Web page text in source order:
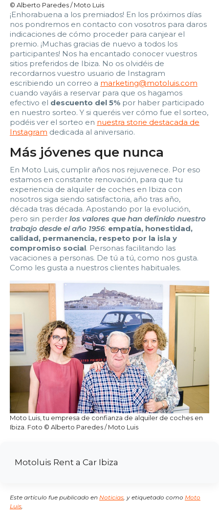
© Alberto Paredes / Moto Luis
¡Enhorabuena a los premiados! En los próximos días
nos pondremos en contacto con vosotros para daros
indicaciones de cómo proceder para canjear el
premio. ¡Muchas gracias de nuevo a todos los
participantes! Nos ha encantado conocer vuestros
sitios preferidos de Ibiza. No os olvidéis de
recordarnos vuestro usuario de Instagram
escribiendo un correo a marketing@motoluis.com
cuando vayáis a reservar para que os hagamos
efectivo el descuento del 5% por haber participado
en nuestro sorteo. Y si queréis ver cómo fue el sorteo,
podéis ver el sorteo en nuestra storie destacada de
Instagram dedicada al aniversario.
Más jóvenes que nunca
En Moto Luis, cumplir años nos rejuvenece. Por eso
estamos en constante renovación, para que tu
experiencia de alquiler de coches en Ibiza con
nosotros siga siendo satisfactoria, año tras año,
década tras década. Apostando por la evolución,
pero sin perder los valores que han definido nuestro
trabajo desde el año 1956: empatía, honestidad,
calidad, permanencia, respeto por la isla y
compromiso social. Personas facilitando las
vacaciones a personas. De tú a tú, como nos gusta.
Como les gusta a nuestros clientes habituales.
Moto Luis, tu empresa de confianza de alquiler de coches en
Ibiza. Foto © Alberto Paredes / Moto Luis
Motoluis Rent a Car Ibiza
Este artículo fue publicado en Noticias, y etiquetado como Moto
Luis,